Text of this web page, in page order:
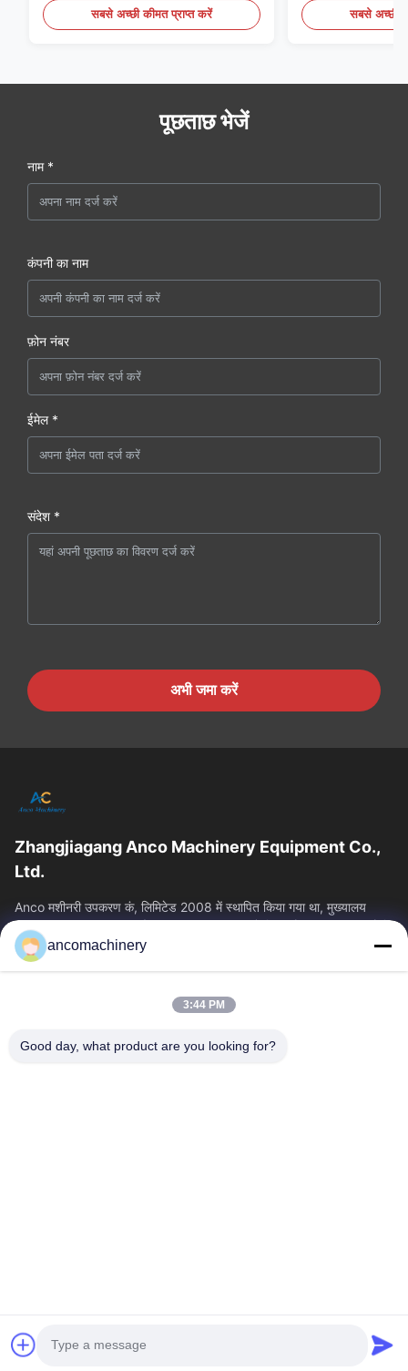
सबसे अच्छी कीमत प्राप्त करें सबसे अच्छी
पूछताछ भेजें
नाम *
कंपनी का नाम
फ़ोन नंबर
ईमेल *
संदेश *
अभी जमा करें
Zhangjiagang Anco Machinery Equipment Co.,
Ltd.
Anco मशीनरी उपकरण कं, लिमिटेड 2008 में स्थापित किया गया था, मुख्यालय
Zhangjiagang शहर, सुज़ौ शहर, Jiangsu प्रांत में स्थित है। यह एक उद्यम है कि
त्वरित लिंक
हमारे बारे में
फैक्टरी यात्रा
गुणवत्ता नियंत्रण
ancomachinery
3:44 PM
Good day, what product are you looking for?